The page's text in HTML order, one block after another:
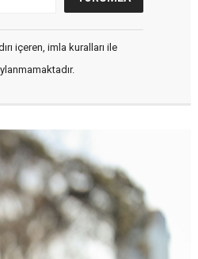
içeren, imla kuralları ile